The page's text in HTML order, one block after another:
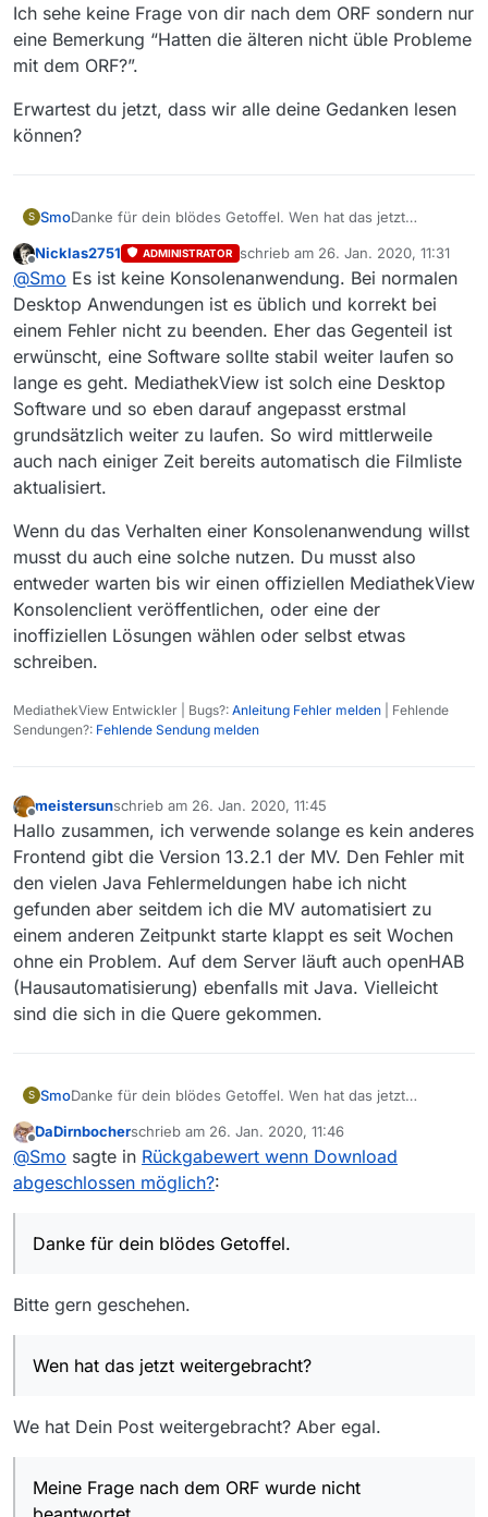
Ich sehe keine Frage von dir nach dem ORF sondern nur
eine Bemerkung “Hatten die älteren nicht üble Probleme
mit dem ORF?”.
Erwartest du jetzt, dass wir alle deine Gedanken lesen
können?
S SmoDanke für dein blödes Getoffel. Wen hat das jetzt
beantwortet, es gibt keine Lösung für das Problem des
OP, du hast dich mit deiner Unhöflichkeit blamiert, und
SIGTERMs werden immer noch nicht korrekt behandelt.
Offline
Nicklas2751 ADMINISTRATOR schrieb am 26. Jan. 2020, 11:31
zuletzt editiert von
@Smo Es ist keine Konsolenanwendung. Bei normalen
Desktop Anwendungen ist es üblich und korrekt bei
einem Fehler nicht zu beenden. Eher das Gegenteil ist
erwünscht, eine Software sollte stabil weiter laufen so
lange es geht. MediathekView ist solch eine Desktop
Software und so eben darauf angepasst erstmal
grundsätzlich weiter zu laufen. So wird mittlerweile
auch nach einiger Zeit bereits automatisch die Filmliste
aktualisiert.
Wenn du das Verhalten einer Konsolenanwendung willst
musst du auch eine solche nutzen. Du musst also
entweder warten bis wir einen offiziellen MediathekView
Konsolenclient veröffentlichen, oder eine der
inoffiziellen Lösungen wählen oder selbst etwas
schreiben.
MediathekView Entwickler | Bugs?: Anleitung Fehler melden | Fehlende
Sendungen?: Fehlende Sendung melden
Offline
meistersunschrieb am 26. Jan. 2020, 11:45
zuletzt editiert von
Hallo zusammen, ich verwende solange es kein anderes
Frontend gibt die Version 13.2.1 der MV. Den Fehler mit
den vielen Java Fehlermeldungen habe ich nicht
gefunden aber seitdem ich die MV automatisiert zu
einem anderen Zeitpunkt starte klappt es seit Wochen
ohne ein Problem. Auf dem Server läuft auch openHAB
(Hausautomatisierung) ebenfalls mit Java. Vielleicht
sind die sich in die Quere gekommen.
S SmoDanke für dein blödes Getoffel. Wen hat das jetzt
beantwortet, es gibt keine Lösung für das Problem des
OP, du hast dich mit deiner Unhöflichkeit blamiert, und
SIGTERMs werden immer noch nicht korrekt behandelt.
Offline
DaDirnbocherschrieb am 26. Jan. 2020, 11:46
zuletzt editiert von
@Smo sagte in Rückgabewert wenn Download
abgeschlossen möglich?:
Danke für dein blödes Getoffel.
Bitte gern geschehen.
Wen hat das jetzt weitergebracht?
We hat Dein Post weitergebracht? Aber egal.
Meine Frage nach dem ORF wurde nicht